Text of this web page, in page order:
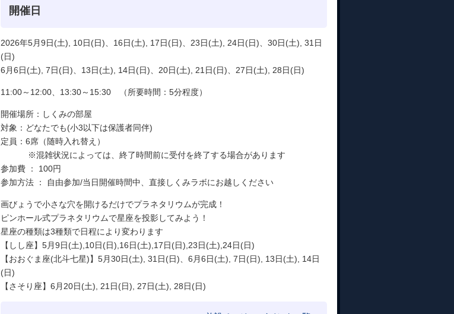
開催日
2026年5月9日(土), 10日(日)、16日(土), 17日(日)、23日(土), 24日(日)、30日(土), 31日
(日)
6月6日(土), 7日(日)、13日(土), 14日(日)、20日(土), 21日(日)、27日(土), 28日(日)
11:00～12:00、13:30～15:30 （所要時間：5分程度）
開催場所：しくみの部屋
対象：どなたでも(小3以下は保護者同伴)
定員：6席（随時入れ替え）
※混雑状況によっては、終了時間前に受付を終了する場合があります
参加費 ： 100円
参加方法 ： 自由参加/当日開催時間中、直接しくみラボにお越しください
画びょうで小さな穴を開けるだけでプラネタリウムが完成！
ピンホール式プラネタリウムで星座を投影してみよう！
星座の種類は3種類で日程により変わります
【しし座】5月9日(土),10日(日),16日(土),17日(日),23日(土),24日(日)
【おおぐま座(北斗七星)】5月30日(土), 31日(日)、6月6日(土), 7日(日), 13日(土), 14日
(日)
【さそり座】6月20日(土), 21日(日), 27日(土), 28日(日)